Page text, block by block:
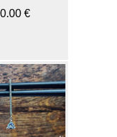
€